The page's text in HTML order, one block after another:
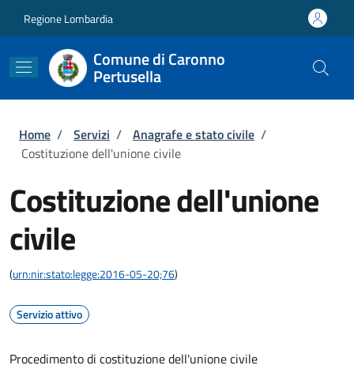
Regione Lombardia
Comune di Caronno
Pertusella
Briciole di pane
Home / Servizi / Anagrafe e stato civile /
Costituzione dell'unione civile
Costituzione dell'unione
civile
(urn:nir:stato:legge:2016-05-20;76)
Servizio attivo
Procedimento di costituzione dell'unione civile